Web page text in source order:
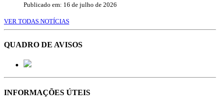
Publicado em: 16 de julho de 2026
VER TODAS NOTÍCIAS
QUADRO DE AVISOS
INFORMAÇÕES ÚTEIS